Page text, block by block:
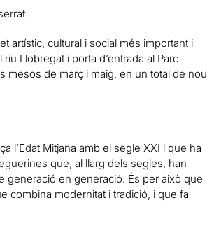
artístic, cultural i social més important i
Llobregat i porta d’entrada al Parc
mesos de març i maig, en un total de nou
l’Edat Mitjana amb el segle XXI i que ha
que, al llarg dels segles, han
generació en generació. És per això que
combina modernitat i tradició, i que fa